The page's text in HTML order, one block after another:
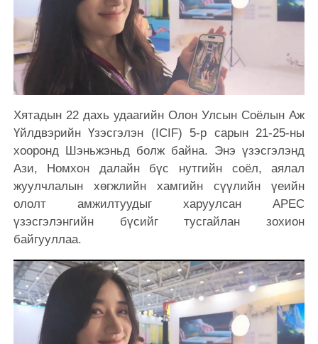
Хятадын 22 дахь удаагийн Олон Улсын Соёлын Аж
Үйлдвэрийн Үзэсгэлэн (ICIF) 5-р сарын 21-25-ны
хооронд Шэньжэньд болж байна. Энэ үзэсгэлэнд
Ази, Номхон далайн бүс нутгийн соёл, аялал
жуулчлалын хөгжлийн хамгийн сүүлийн үеийн
ололт амжилтуудыг харуулсан APEC
үзэсгэлэнгийн бүсийг тусгайлан зохион
байгууллаа.